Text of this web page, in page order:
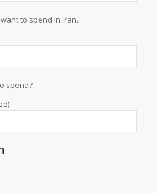
to spend in Iran.
spend?